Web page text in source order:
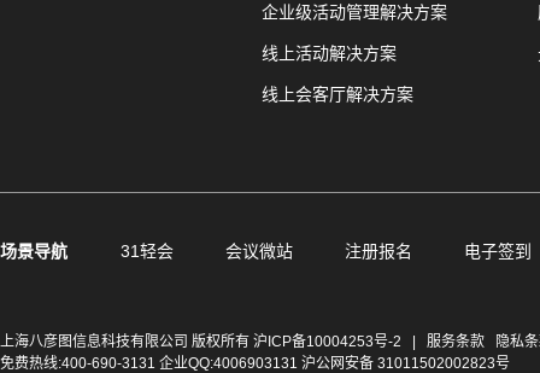
企业级活动管理解决方案
线上活动解决方案
线上会客厅解决方案
场景导航 31轻会 会议微站 注册报名 电子签到
上海八彦图信息科技有限公司 版权所有 沪ICP备10004253号-2 服务条款
隐私
免费热线:400-690-3131 企业QQ:4006903131 沪公网安备 31011502002823号